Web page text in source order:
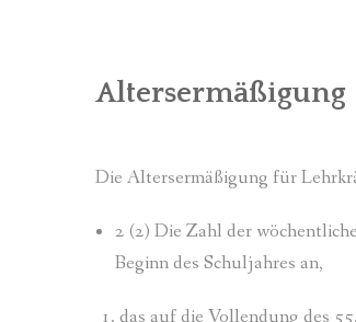
Altersermäßigung
Die Altersermäßigung für
2 (2) Die Zahl der
Beginn des Schuljahres an,